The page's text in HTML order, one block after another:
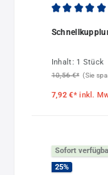
Inhalt: 1 Stück
10,56 €* (Sie
7,92 €*inkl.
Sofort
25%